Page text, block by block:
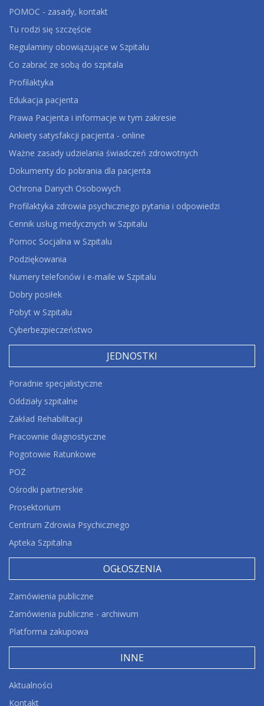
POMOC - zasady, kontakt
Tu rodzi się szczęście
Regulaminy obowiązujące w Szpitalu
Co zabrać ze sobą do szpitala
Profilaktyka
Edukacja pacjenta
Prawa Pacjenta i informacje w tym zakresie
Ankiety satysfakcji pacjenta - online
Ważne zasady udzielania świadczeń zdrowotnych
Dokumenty do pobrania dla pacjenta
Ochrona Danych Osobowych
Profilaktyka zdrowia psychicznego pytania i odpowiedzi
Cennik usług medycznych w Szpitalu
Pomoc Socjalna w Szpitalu
Podziękowania
Numery telefonów i e-maile w Szpitalu
Dobry posiłek
Pobyt w Szpitalu
Cyberbezpieczeństwo
JEDNOSTKI
Poradnie specjalistyczne
Oddziały szpitalne
Zakład Rehabilitacji
Pracownie diagnostyczne
Pogotowie Ratunkowe
POZ
Ośrodki partnerskie
Prosektorium
Centrum Zdrowia Psychicznego
Apteka Szpitalna
OGŁOSZENIA
Zamówienia publiczne
Zamówienia publiczne - archiwum
Platforma zakupowa
INNE
Aktualności
Kontakt